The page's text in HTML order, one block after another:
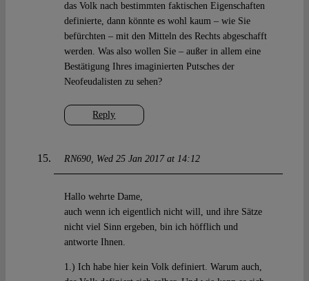
Reply
das Volk nach bestimmten faktischen Eigenschaften
definierte, dann könnte es wohl kaum – wie Sie
befürchten – mit den Mitteln des Rechts abgeschafft
werden. Was also wollen Sie – außer in allem eine
Bestätigung Ihres imaginierten Putsches der
Neofeudalisten zu sehen?
RN690 Wed 25 Jan 2017 at 14:12
Hallo wehrte Dame,
auch wenn ich eigentlich nicht will, und ihre Sätze
nicht viel Sinn ergeben, bin ich höfflich und
antworte Ihnen.
1.) Ich habe hier kein Volk definiert. Warum auch,